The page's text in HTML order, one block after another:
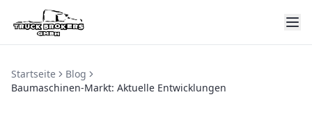
Startseite
Blog
Baumaschinen-Markt: Aktuelle Entwicklungen